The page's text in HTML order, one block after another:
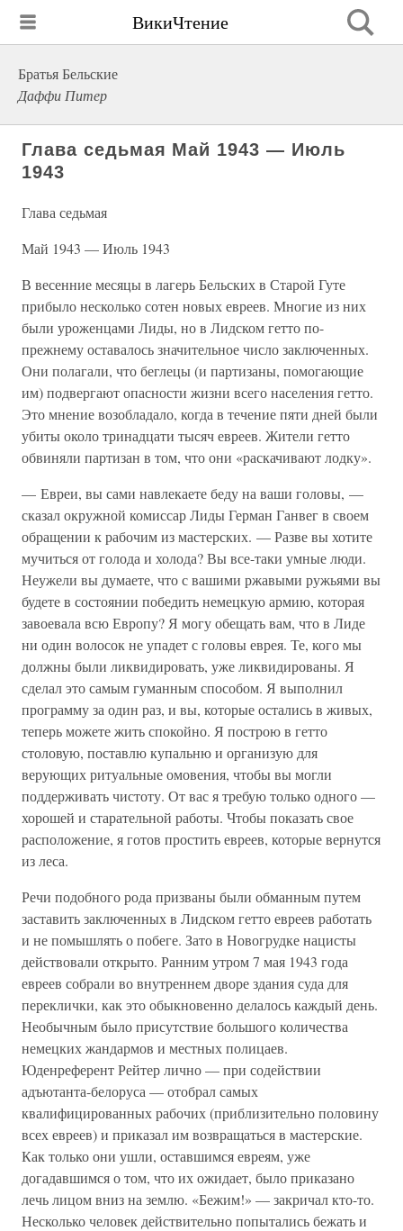
ВикиЧтение
Братья Бельские
Даффи Питер
Глава седьмая Май 1943 — Июль
1943
Глава седьмая
Май 1943 — Июль 1943
В весенние месяцы в лагерь Бельских в Старой Гуте
прибыло несколько сотен новых евреев. Многие из них
были уроженцами Лиды, но в Лидском гетто по-
прежнему оставалось значительное число заключенных.
Они полагали, что беглецы (и партизаны, помогающие
им) подвергают опасности жизни всего населения гетто.
Это мнение возобладало, когда в течение пяти дней были
убиты около тринадцати тысяч евреев. Жители гетто
обвиняли партизан в том, что они «раскачивают лодку».
— Евреи, вы сами навлекаете беду на ваши головы, —
сказал окружной комиссар Лиды Герман Ганвег в своем
обращении к рабочим из мастерских. — Разве вы хотите
мучиться от голода и холода? Вы все-таки умные люди.
Неужели вы думаете, что с вашими ржавыми ружьями вы
будете в состоянии победить немецкую армию, которая
завоевала всю Европу? Я могу обещать вам, что в Лиде
ни один волосок не упадет с головы еврея. Те, кого мы
должны были ликвидировать, уже ликвидированы. Я
сделал это самым гуманным способом. Я выполнил
программу за один раз, и вы, которые остались в живых,
теперь можете жить спокойно. Я построю в гетто
столовую, поставлю купальню и организую для
верующих ритуальные омовения, чтобы вы могли
поддерживать чистоту. От вас я требую только одного —
хорошей и старательной работы. Чтобы показать свое
расположение, я готов простить евреев, которые вернутся
из леса.
Речи подобного рода призваны были обманным путем
заставить заключенных в Лидском гетто евреев работать
и не помышлять о побеге. Зато в Новогрудке нацисты
действовали открыто. Ранним утром 7 мая 1943 года
евреев собрали во внутреннем дворе здания суда для
переклички, как это обыкновенно делалось каждый день.
Необычным было присутствие большого количества
немецких жандармов и местных полицаев.
Юденреферент Рейтер лично — при содействии
адъютанта-белоруса — отобрал самых
квалифицированных рабочих (приблизительно половину
всех евреев) и приказал им возвращаться в мастерские.
Как только они ушли, оставшимся евреям, уже
догадавшимся о том, что их ожидает, было приказано
лечь лицом вниз на землю. «Бежим!» — закричал кто-то.
Несколько человек действительно попытались бежать и